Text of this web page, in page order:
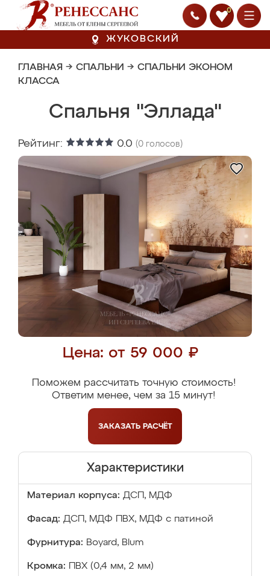
0
ЖУКОВСКИЙ
ГЛАВНАЯ → СПАЛЬНИ → СПАЛЬНИ ЭКОНОМ
КЛАССА
Спальня "Эллада"
Рейтинг: 0.0 (0 голосов)
Цена: от 59 000 ₽
Поможем рассчитать точную стоимость!
Ответим менее, чем за 15 минут!
ЗАКАЗАТЬ РАСЧЁТ
Характеристики
Материал корпуса: ДСП, МДФ
Фасад: ДСП, МДФ ПВХ, МДФ с патиной
Фурнитура: Boyard, Blum
Кромка: ПВХ (0,4 мм, 2 мм)